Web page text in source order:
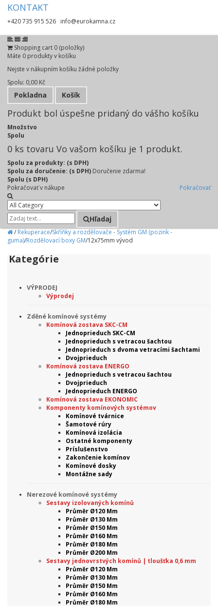
KONTAKT
+420 735 915 526 info@eurokamna.cz
Shopping cart 0 (položky)
Máte 0 produkty v košíku
Nejste v nákupním košíku žádné položky
Spolu: 0,00 Kč
Pokladna Košík
Produkt bol úspešne pridaný do vášho košíku
Množstvo
Spolu
0 ks tovaru Vo vašom košíku je 1 produkt.
Spolu za produkty: (s DPH)
Spolu za doručenie: (s DPH) Doručenie zdarma!
Spolu (s DPH)
Pokračovať v nákupe
Pokračovať
Hľadaj
/ Rekuperace/Skříňky a rozdělovače - Systém GM (pozink -
guma)/Rozdělovací boxy GM/12x75mm vývod
Kategórie
VÝPRODEJ
Výprodej
Zděné komínové systémy
Komínová zostava SKC-CM
Jednoprieduch SKC-CM
Jednoprieduch s vetracou šachtou
Jednoprieduch s dvoma vetracími šachtami
Dvojprieduch
Komínová zostava ENERGO
Jednoprieduch s vetracou šachtou
Dvojprieduch
Jednoprieduch ENERGO
Komínová zostava EKONOMIC
Komponenty komínových systémov
Komínové tvárnice
Šamotové rúry
Komínová izolácia
Ostatné komponenty
Príslušenstvo
Zakončenie komínov
Komínové dosky
Montážne sady
Nerezové komínové systémy
Sestavy izolovaných komínů
Průměr Ø120 Mm
Průměr Ø130 Mm
Průměr Ø150 Mm
Průměr Ø160 Mm
Průměr Ø180 Mm
Průměr Ø200 Mm
Sestavy jednovrstvých komínů | tloušťka 0,6 mm
Průměr Ø120 Mm
Průměr Ø130 Mm
Průměr Ø150 Mm
Průměr Ø160 Mm
Průměr Ø180 Mm